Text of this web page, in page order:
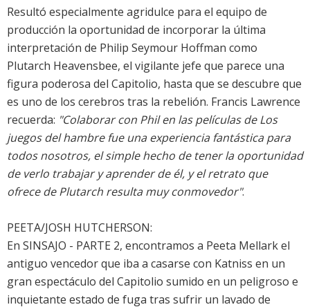
Resultó especialmente agridulce para el equipo de
producción la oportunidad de incorporar la última
interpretación de Philip Seymour Hoffman como
Plutarch Heavensbee, el vigilante jefe que parece una
figura poderosa del Capitolio, hasta que se descubre que
es uno de los cerebros tras la rebelión. Francis Lawrence
recuerda: "Colaborar con Phil en las películas de Los
juegos del hambre fue una experiencia fantástica para
todos nosotros, el simple hecho de tener la oportunidad
de verlo trabajar y aprender de él, y el retrato que
ofrece de Plutarch resulta muy conmovedor".
PEETA/JOSH HUTCHERSON:
En SINSAJO - PARTE 2, encontramos a Peeta Mellark el
antiguo vencedor que iba a casarse con Katniss en un
gran espectáculo del Capitolio sumido en un peligroso e
inquietante estado de fuga tras sufrir un lavado de